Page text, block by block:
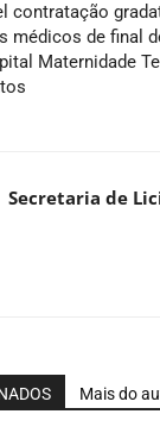
contratação
médicos de final
Maternidade
Secretaria de
Mais do